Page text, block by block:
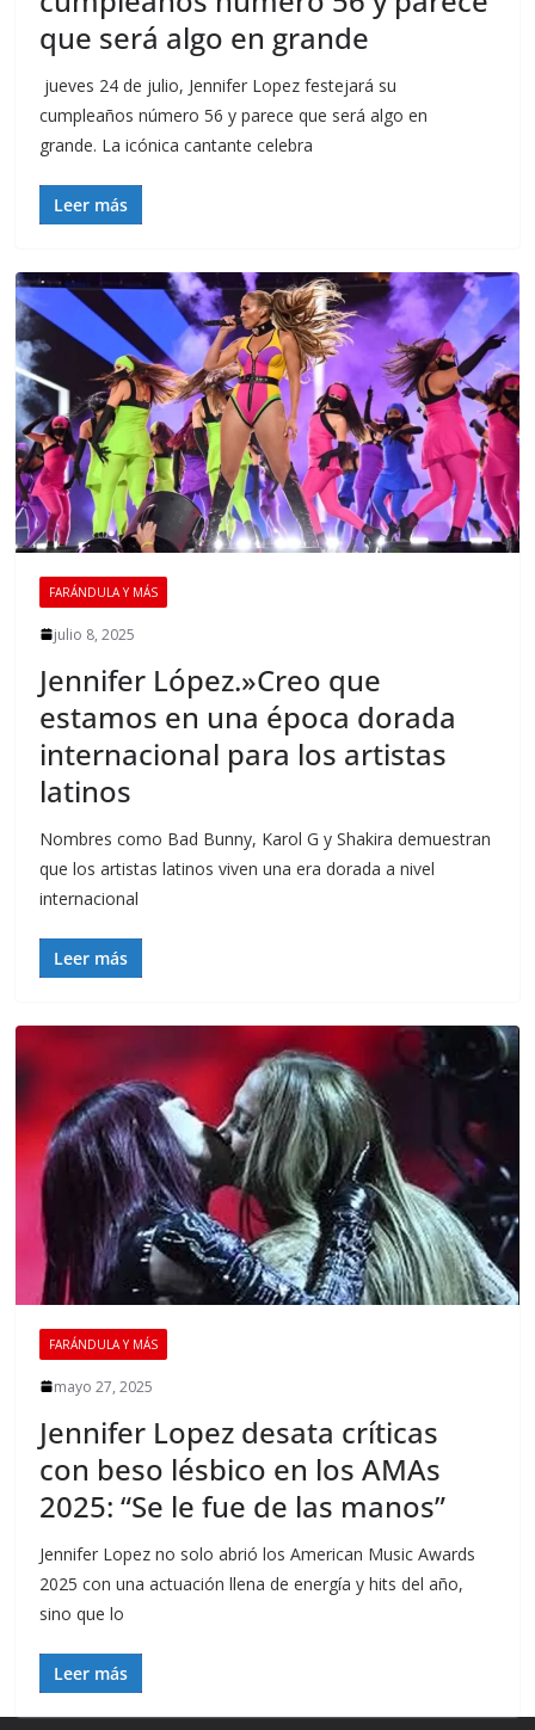
que será algo en grande
jueves 24 de julio, Jennifer Lopez festejará su
cumpleaños número 56 y parece que será algo en
grande. La icónica cantante celebra
Leer más
FARÁNDULA Y MÁS
julio 8, 2025
Jennifer López.»Creo que
estamos en una época dorada
internacional para los artistas
latinos
Nombres como Bad Bunny, Karol G y Shakira demuestran
que los artistas latinos viven una era dorada a nivel
internacional
Leer más
FARÁNDULA Y MÁS
mayo 27, 2025
Jennifer Lopez desata críticas
con beso lésbico en los AMAs
2025: “Se le fue de las manos”
Jennifer Lopez no solo abrió los American Music Awards
2025 con una actuación llena de energía y hits del año,
sino que lo
Leer más